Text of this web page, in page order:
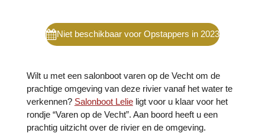
Niet beschikbaar voor Opstappers in 2023
Wilt u met een salonboot varen op de Vecht om de
prachtige omgeving van deze rivier vanaf het water te
verkennen? Salonboot Lelieligt voor u klaar voor het
rondje “Varen op de Vecht”. Aan boord heeft u een
prachtig uitzicht over de rivier en de omgeving.